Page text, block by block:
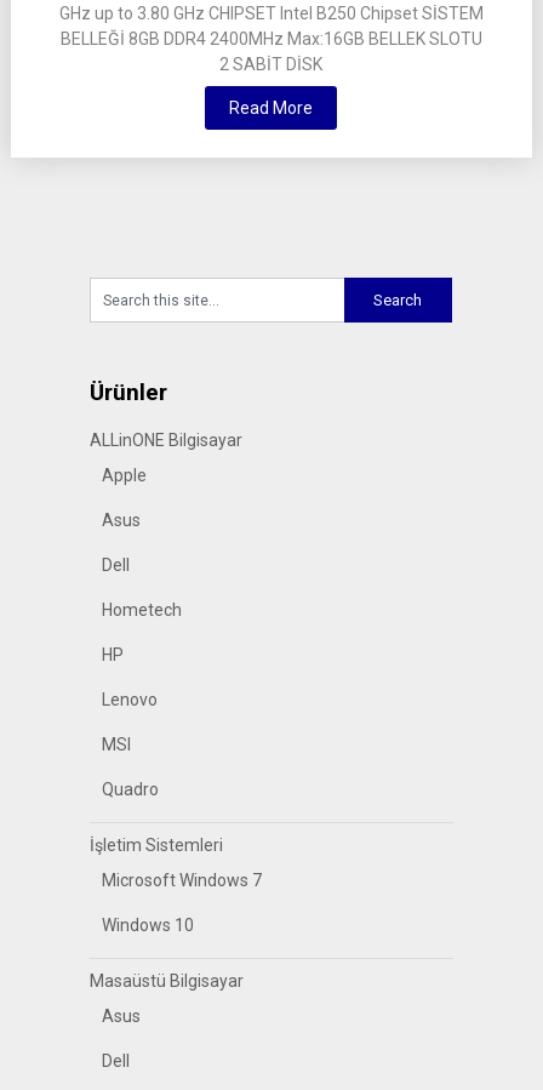
GHz up to 3.80 GHz CHIPSET Intel B250 Chipset SİSTEM
BELLEĞİ 8GB DDR4 2400MHz Max:16GB BELLEK SLOTU
2 SABİT DİSK
Read More
Ürünler
ALLinONE Bilgisayar
Apple
Asus
Dell
Hometech
HP
Lenovo
MSI
Quadro
İşletim Sistemleri
Microsoft Windows 7
Windows 10
Masaüstü Bilgisayar
Asus
Dell